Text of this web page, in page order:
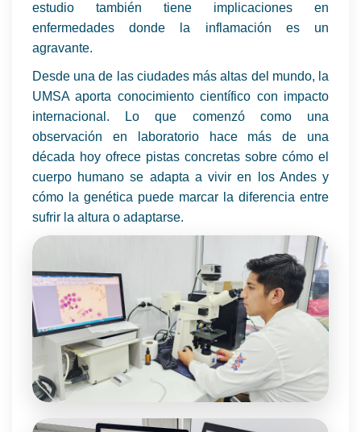
estudio también tiene implicaciones en
enfermedades donde la inflamación es un
agravante.
Desde una de las ciudades más altas del mundo, la
UMSA aporta conocimiento científico con impacto
internacional. Lo que comenzó como una
observación en laboratorio hace más de una
década hoy ofrece pistas concretas sobre cómo el
cuerpo humano se adapta a vivir en los Andes y
cómo la genética puede marcar la diferencia entre
sufrir la altura o adaptarse.